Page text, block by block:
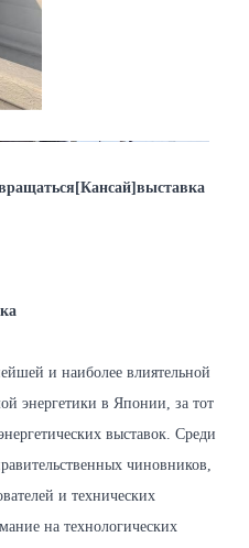
[Кансай]выставка
и наиболее влиятельной
энергетики в Японии, за тот
выставок. Среди
чиновников,
и технических
на технологических